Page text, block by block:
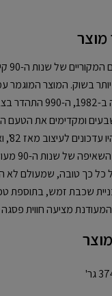
מוצר
בשוק. המוצר
הראשונה ב-
מציעה חווית פסגה
גר'